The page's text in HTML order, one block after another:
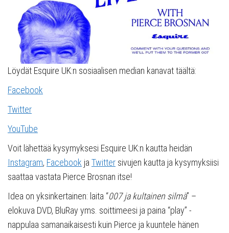
Löydät Esquire UK:n sosiaalisen median kanavat täältä:
Facebook
Twitter
YouTube
Voit lähettää kysymyksesi Esquire UK:n kautta heidän
Instagram, Facebook ja Twitter sivujen kautta ja kysymyksiisi
saattaa vastata Pierce Brosnan itse!
Idea on yksinkertainen: laita “007 ja kultainen silmä” –
elokuva DVD, BluRay yms. soittimeesi ja paina “play” -
nappulaa samanaikaisesti kuin Pierce ja kuuntele hänen